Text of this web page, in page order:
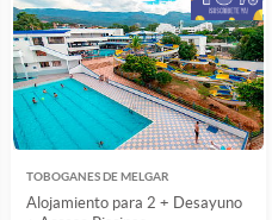
TOBOGANES DE MELGAR
Alojamiento para 2 + Desayuno